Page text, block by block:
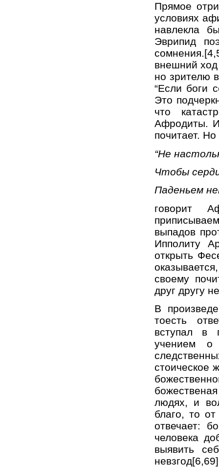
Прямое
условиях
навлекла
Эврипид
внешний ход
но зрителю
“Если боги
Это
что
Афродиты.
почитает.
“Не
Чтобы
Паденьем
говорит
выпадов
Ипполиту
открыть
своему
друг другу
В
тоесть
вступал в
учением о
стоическое
людях, и
благо, то
отвечает:
человека
выявить
невзгод[6,69]